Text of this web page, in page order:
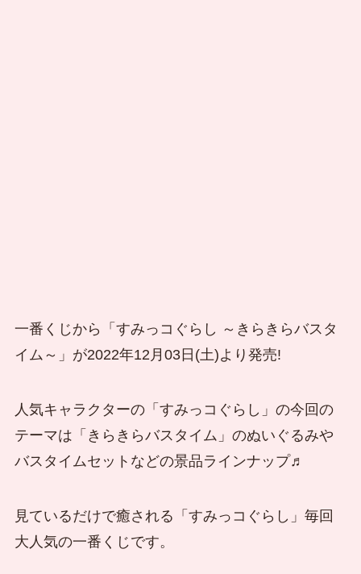
一番くじから「すみっコぐらし ～きらきらバスタ
イム～」が2022年12月03日(土)より発売!
人気キャラクターの「すみっコぐらし」の今回の
テーマは「きらきらバスタイム」のぬいぐるみや
バスタイムセットなどの景品ラインナップ♬
見ているだけで癒される「すみっコぐらし」毎回
大人気の一番くじです。